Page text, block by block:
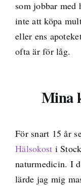
som jobbar med
inte att köpa
eller ens
ofta är för låg.
Mina
För snart 15 år
Hälsokost i
naturmedicin. I
lärde jag mig